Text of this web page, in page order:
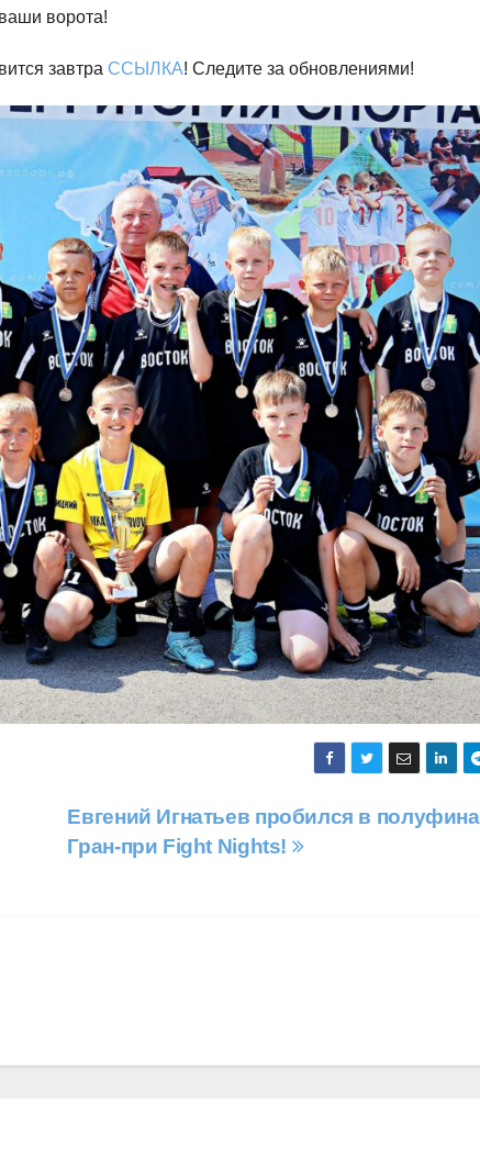
ворота!
завтра ССЫЛКА! Следите за обновлениями!
Евгений Игнатьев пробился в
Гран-при Fight Nights!